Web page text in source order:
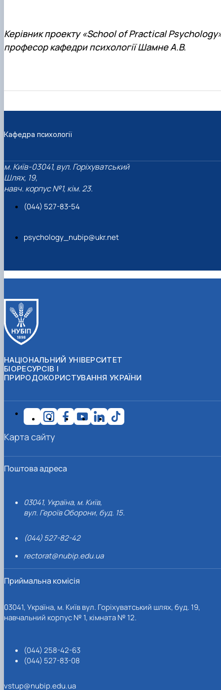
Керівник проекту «School of Practical
професор кафедри психології Шамне А.В.
Кафедра психології
м. Київ-03041, вул. Горіхуватський
Шлях, 19,
навч. корпус №1, кім. 23.
(044) 527-83-54
psychology_nubip@ukr.net
НАЦІОНАЛЬНИЙ УНІВЕРСИТЕТ
БІОРЕСУРСІВ І
ПРИРОДОКОРИСТУВАННЯ УКРАЇНИ
Поштова адреса
03041, Україна, м. Київ,
вул. Героїв Оборони, буд. 15.
(044) 527-82-42
rectorat@nubip.edu.ua
Приймальна комісія
03041, Україна, м. Київ вул. Горіхуватський шлях, буд. 19,
навчальний корпус № 1, кімната № 12.
(044) 258-42-63
(044) 527-83-08
vstup@nubip.edu.ua
Карта сайту